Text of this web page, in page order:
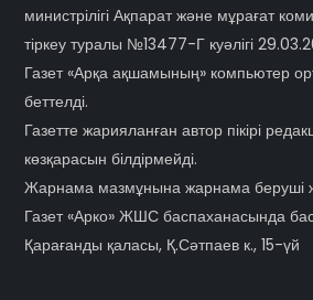
министрілігі Ақпарат және мұрағат
тіркеу туралы №13477-Г куәлігі
Газет «Арқа ақшамының» компьютер
беттелді.
Газетте жарияланған автор пікірі
көзқарасын білдірмейді.
Жарнама мазмұнына жарнама беруші
Газет «Арко» ЖШС баспаханасында
Қарағанды қаласы, Қ.Сәтпаев к., 15-үй